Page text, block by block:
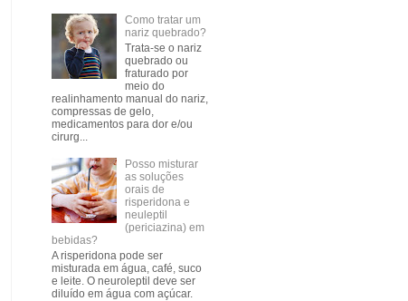
Como tratar um
nariz quebrado?
Trata-se o nariz
quebrado ou
fraturado por
meio do
realinhamento manual do nariz,
compressas de gelo,
medicamentos para dor e/ou
cirurg...
Posso misturar
as soluções
orais de
risperidona e
neuleptil
(periciazina) em
bebidas?
A risperidona pode ser
misturada em água, café, suco
e leite. O neuroleptil deve ser
diluído em água com açúcar.